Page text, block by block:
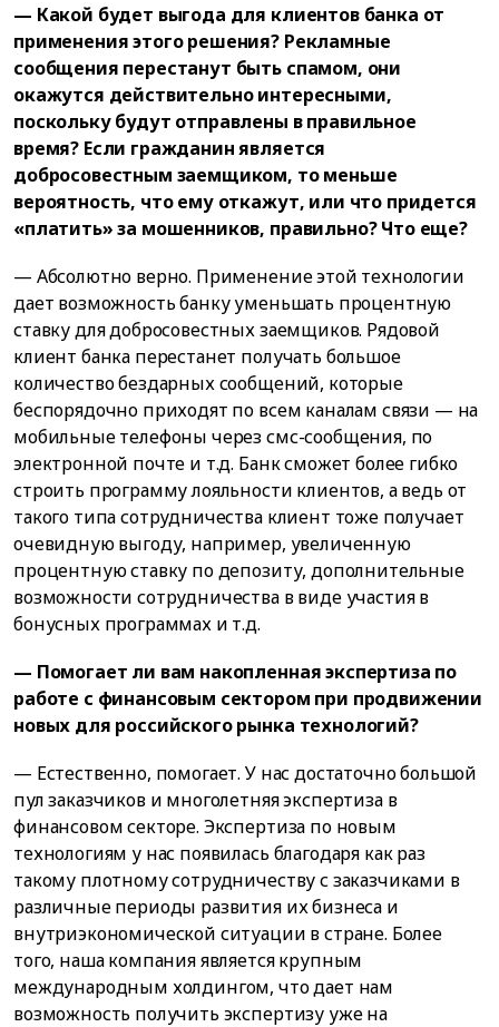
— Какой будет выгода для клиентов банка от
применения этого решения? Рекламные
сообщения перестанут быть спамом, они
окажутся действительно интересными,
поскольку будут отправлены в правильное
время? Если гражданин является
добросовестным заемщиком, то меньше
вероятность, что ему откажут, или что придется
«платить» за мошенников, правильно? Что еще?
— Абсолютно верно. Применение этой технологии
дает возможность банку уменьшать процентную
ставку для добросовестных заемщиков. Рядовой
клиент банка перестанет получать большое
количество бездарных сообщений, которые
беспорядочно приходят по всем каналам связи — на
мобильные телефоны через смс-сообщения, по
электронной почте и т.д. Банк сможет более гибко
строить программу лояльности клиентов, а ведь от
такого типа сотрудничества клиент тоже получает
очевидную выгоду, например, увеличенную
процентную ставку по депозиту, дополнительные
возможности сотрудничества в виде участия в
бонусных программах и т.д.
— Помогает ли вам накопленная экспертиза по
работе с финансовым сектором при продвижении
новых для российского рынка технологий?
— Естественно, помогает. У нас достаточно большой
пул заказчиков и многолетняя экспертиза в
финансовом секторе. Экспертиза по новым
технологиям у нас появилась благодаря как раз
такому плотному сотрудничеству с заказчиками в
различные периоды развития их бизнеса и
внутриэкономической ситуации в стране. Более
того, наша компания является крупным
международным холдингом, что дает нам
возможность получить экспертизу уже на